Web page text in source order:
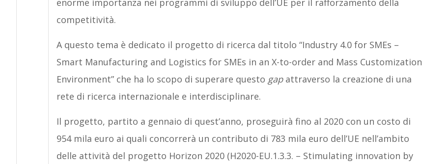
enorme importanza nei programmi di sviluppo dell’UE per il rafforzamento della
competitività.
A questo tema è dedicato il progetto di ricerca dal titolo “Industry 4.0 for SMEs –
Smart Manufacturing and Logistics for SMEs in an X-to-order and Mass Customization
Environment” che ha lo scopo di superare questo gapattraverso la creazione di una
rete di ricerca internazionale e interdisciplinare.
Il progetto, partito a gennaio di quest’anno, proseguirà fino al 2020 con un costo di
954 mila euro ai quali concorrerà un contributo di 783 mila euro dell’UE nell’ambito
delle attività del progetto Horizon 2020 (H2020-EU.1.3.3. – Stimulating innovation by
H
horizon 2020